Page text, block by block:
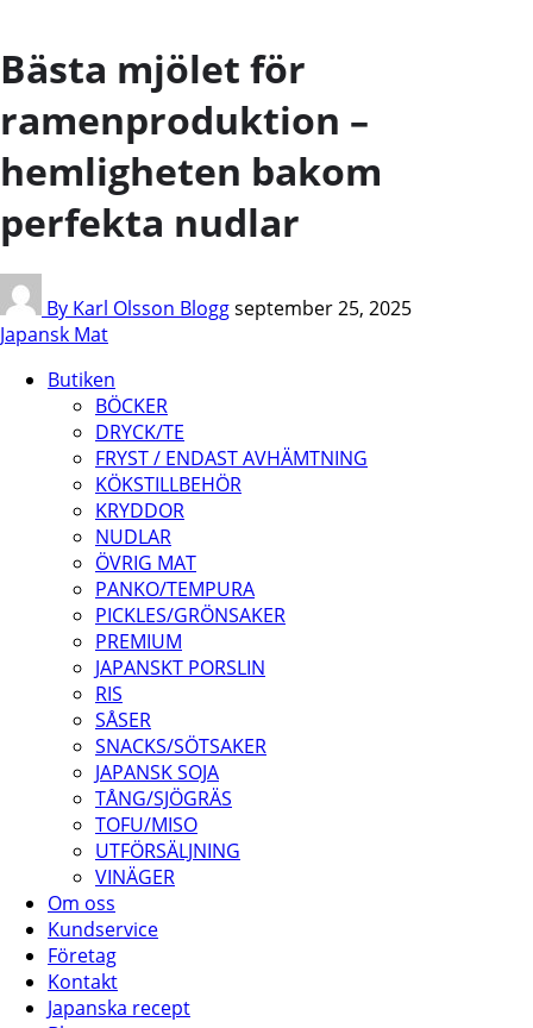
Bästa mjölet för
ramenproduktion –
hemligheten bakom
perfekta nudlar
By Karl Olsson Bloggseptember 25, 2025
Japansk Mat
Butiken
BÖCKER
DRYCK/TE
FRYST / ENDAST AVHÄMTNING
KÖKSTILLBEHÖR
KRYDDOR
NUDLAR
ÖVRIG MAT
PANKO/TEMPURA
PICKLES/GRÖNSAKER
PREMIUM
JAPANSKT PORSLIN
RIS
SÅSER
SNACKS/SÖTSAKER
JAPANSK SOJA
TÅNG/SJÖGRÄS
TOFU/MISO
UTFÖRSÄLJNING
VINÄGER
Om oss
Kundservice
Företag
Kontakt
Japanska recept